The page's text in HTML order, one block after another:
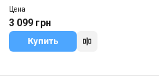
Цена
3 099 грн
Купить